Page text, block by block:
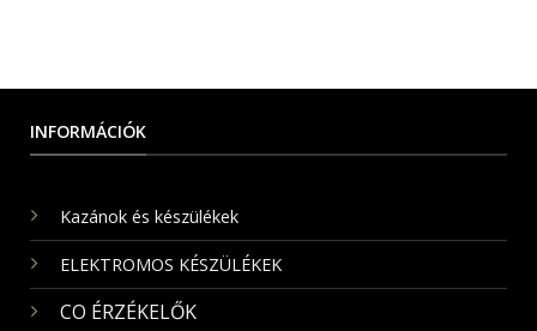
INFORMÁCIÓK
Kazánok és készülékek
ELEKTROMOS KÉSZÜLÉKEK
CO ÉRZÉKELŐK